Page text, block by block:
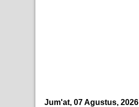
Jum'at, 07 Agustus, 2026